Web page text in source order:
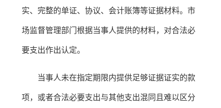
实、完整的单证、协议、会计账簿等证据材料。市
场监督管理部门根据当事人提供的材料，对合法必
要支出作出认定。
当事人未在指定期限内提供足够证据证实的款
项，或者合法必要支出与其他支出混同且难以区分